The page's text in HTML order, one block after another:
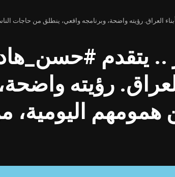
العراق. رؤيته واضحة، وبرنامجه واقعي، ينطلق من حاجات
.. يتقدم
رؤيته
اليومية،